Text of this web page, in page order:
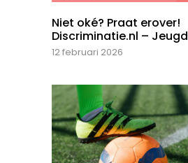
Niet oké? Praat erover!
Discriminatie.nl – Jeugd
12 februari 2026